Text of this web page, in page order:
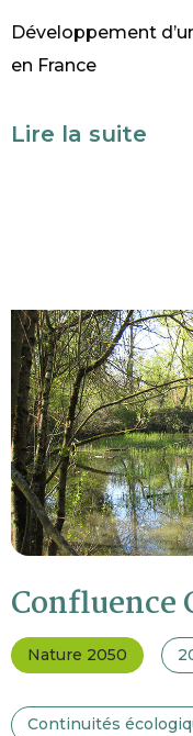
Développement
en France
Lire la suite
Confluence
Nature 2050
Continuités